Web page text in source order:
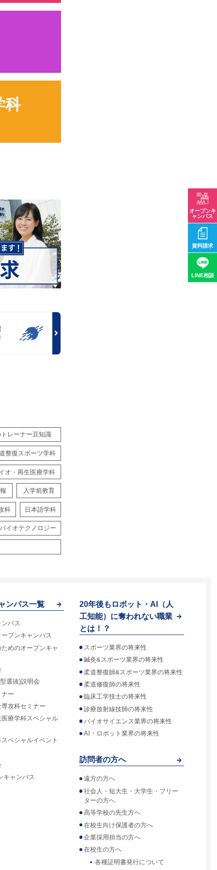
科
レーナー豆知識
整復スポーツ学科
オ・再生医療学科
入学前教育
科 日本語学科
イオテクノロジー
ンパス一覧
パス
プンキャンパス
めのオープンキャ
選抜)説明会
ー
攻科セミナー
療学科スペシャル
ペシャルイベント
キャンパス
20年後もロボット・AI（人
工知能）に奪われない職業
とは！？
スポーツ業界の将来性
鍼灸&スポーツ業界の将来性
柔道整復師&スポーツ業界の将来性
柔道修復師の将来性
臨床工学技士の将来性
診療放射線技師の将来性
バイオサイエンス業界の将来性
AI・ロボット業界の将来性
訪問者の方へ
遠方の方へ
社会人・短大生・大学生・フリー
ターの方へ
高等学校の先生方へ
在校生向け保護者の方へ
企業採用担当の方へ
在校生の方へ
各種証明書発行について
オープンキ
ャンパス
資料請求
LINE相談